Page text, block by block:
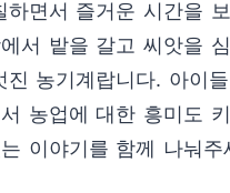
하면서 즐거운 시간을
서 밭을 갈고 씨앗을
진 농기계랍니다. 아이
농업에 대한 흥미도
이야기를 함께 나눠주